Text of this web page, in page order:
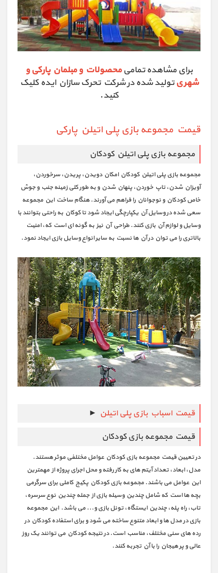
برای مشاهده تمامیمحصولات و مبلمان پارکی و
شهریتولید شده در شرکت تحرک سازان ایده کلیک
کنید.
قیمت مجموعه بازی پلی اتیلن پارکی
مجموعه بازی پلی اتیلن کودکان
مجموعه بازی پلی اتیلن کودکان امکان دویدن، پریدن، سرخوردن،
آویزان شدن، تاپ خوردن، پنهان شدن و به طور کلی زمینه جنب و جوش
خاص کودکان و نوجوانان را فراهم می آورند. هنگام ساخت این مجموعه
سعی شده در وسایل آن یکپارچگی ایجاد شود تا کوکان به راحتی بتوانند با
وسایل و لوازم آن بازی کنند. طراحی آن نیز به گونه ای است که، امنیت
بالاتری را می توان در آن ها نسبت به سایر انواع وسایل بازی ایجاد نمود.
قیمت اسباب بازی پلی اتیلن ►
قیمت مجموعه بازی کودکان
در تعیین قیمت مجموعه بازی کودکان عوامل مختلفی موثر هستند.
مدل، ابعاد، تعداد آیتم های به کار رفته و محل اجرای پروژه از مهمترین
این عوامل می باشند. مجموعه بازی کودکان پکیج کاملی برای سرگرمی
بچه ها است که شامل چندین وسیله بازی از جمله چندین نوع سرسره،
تاب، راه پله، چندین ایستگاه، تونل بازی و... می باشد. این مجموعه
بازی در مدل ها و ابعاد متنوع ساخته می شود و برای استفاده کودکان در
رده های سنی مختلف، مناسب است. در نتیجه کودکان می توانند یک روز
عالی و پر هیجان را با آن تجربه کنند.